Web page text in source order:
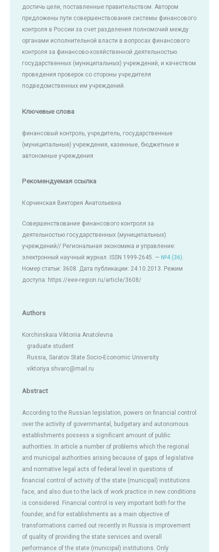
достичь цели, поставленные правительством. Автором
предложены пути совершенствования системы финансового
контроля в России за счет разделения полномочий между
органами исполнительной власти в вопросах финансового
контроля за финансово-хозяйственной деятельностью
государственных (муниципальных) учреждений, и качеством
проведения проверок со стороны учредителя
подведомственных им учреждений.
Ключевые слова
финансовый контроль, учредитель, государственные
(муниципальные) учреждения, казенные, бюджетные и
автономные учреждения
Рекомендуемая ссылка
Корчинская Виктория Анатольевна
Совершенствование финансового контроля за
деятельностью государственных (муниципальных)
учреждений// Региональная экономика и управление:
электронный научный журнал. ISSN 1999-2645. — №4 (36).
Номер статьи: 3608. Дата публикации: 24.10.2013. Режим
доступа: https://eee-region.ru/article/3608/
Authors
Korchinskaia Viktoriia Anatolevna
graduate student
Russia, Saratov State Socio-Economic University
viktoriya.shvarc@mail.ru
Abstract
According to the Russian legislation, powers on financial control
over the activity of governmantal, budgetary and autonomous
establishments possess a significant amount of public
authorities. In article a number of problems which the regional
and municipal authorities arising because of gaps of legislative
and normative legal acts of federal level in questions of
financial control of activity of the state (municipal) institutions
face, and also due to the lack of work practice in new conditions
is considered. Financial control is very important both for the
founder, and for establishments as a main objective of
transformations carried out recently in Russia is improvement
of quality of providing the state services and overall
performance of the state (municipal) institutions. Only